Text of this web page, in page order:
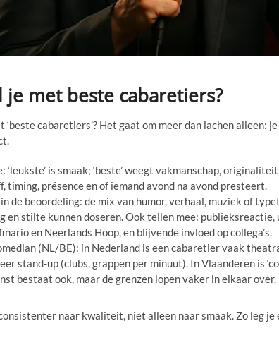
je met beste cabaretiers?
‘beste cabaretiers’? Het gaat om meer dan lachen alleen:
‘leukste’ is smaak; ‘beste’ weegt vakmanschap,
timing, présence en of iemand avond na avond presteert.
de beoordeling: de mix van humor, verhaal, muziek of
en stilte kunnen doseren. Ook tellen mee:
en Neerlands Hoop, en blijvende invloed op collega’s.
(NL/BE): in Nederland is een cabaretier vaak
stand-up (clubs, grappen per minuut). In Vlaanderen is
bestaat ook, maar de grenzen lopen vaker in elkaar over.
naar kwaliteit, niet alleen naar smaak. Zo leg je